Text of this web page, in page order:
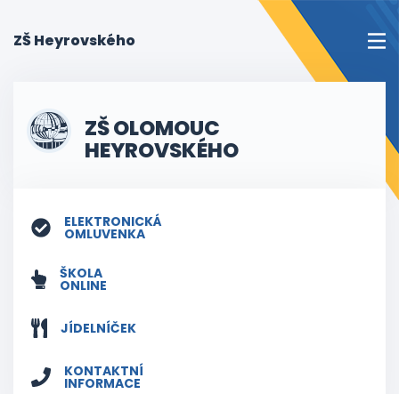
ZŠ Heyrovského
ZŠ OLOMOUC
HEYROVSKÉHO
ELEKTRONICKÁ
OMLUVENKA
ŠKOLA
ONLINE
JÍDELNÍČEK
KONTAKTNÍ
INFORMACE